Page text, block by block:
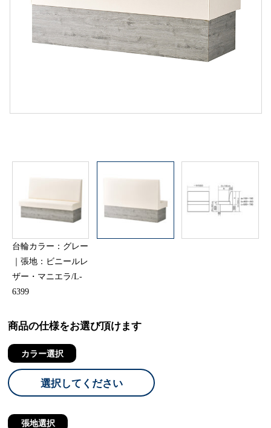
台輪カラー：グレー
｜張地：ビニールレ
ザー・マニエラ/L-
6399
商品の仕様をお選び頂けます
カラー選択
選択してください
張地選択